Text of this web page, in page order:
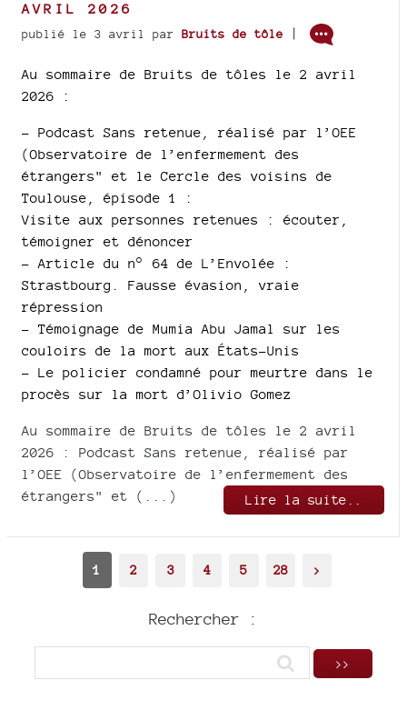
AVRIL 2026
publié le 3 avril par Bruits de tôle |
Au sommaire de Bruits de tôles le 2 avril
2026 :
– Podcast Sans retenue, réalisé par l’OEE
(Observatoire de l’enfermement des
étrangers" et le Cercle des voisins de
Toulouse, épisode 1 :
Visite aux personnes retenues : écouter,
témoigner et dénoncer
– Article du n° 64 de L’Envolée :
Strastbourg. Fausse évasion, vraie
répression
– Témoignage de Mumia Abu Jamal sur les
couloirs de la mort aux États-Unis
– Le policier condamné pour meurtre dans le
procès sur la mort d’Olivio Gomez
Au sommaire de Bruits de tôles le 2 avril
2026 : Podcast Sans retenue, réalisé par
l’OEE (Observatoire de l’enfermement des
étrangers" et (...)
Lire la suite..
1 2 3 4 5 28 >
Rechercher :